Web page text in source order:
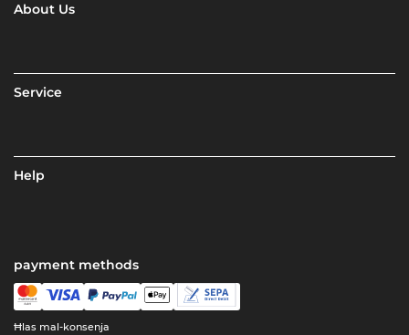
About Us
Service
Help
payment methods
Ħlas mal-konsenja